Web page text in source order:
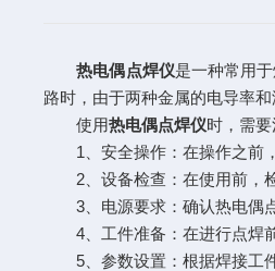
热电偶点焊仪是一种常用
路时，由于两种金属的电导率
使用热电偶点焊仪时，需要
1、安全操作：在操作之前，
2、设备检查：在使用前，检
3、电源要求：确认热电偶点
4、工件准备：在进行点焊前
5、参数设置：根据焊接工件